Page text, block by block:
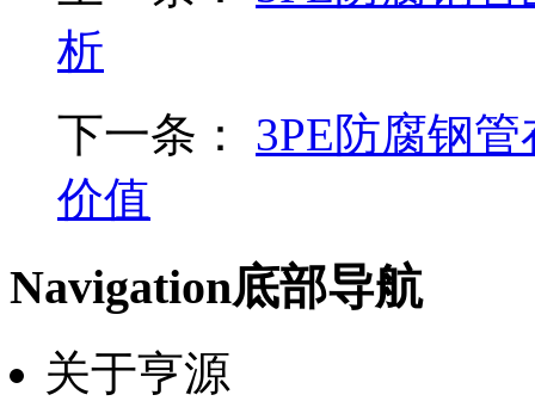
析
下一条： 3PE防腐钢
价值
Navigation底部导航
关于亨源